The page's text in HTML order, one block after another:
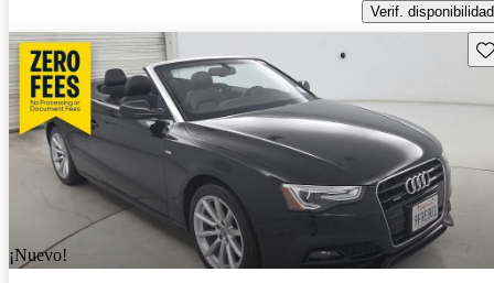
Verif. disponibilidad
¡Nuevo!